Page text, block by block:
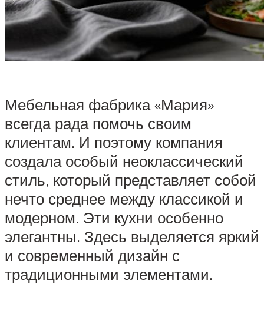
Мебельная фабрика «Мария»
всегда рада помочь своим
клиентам. И поэтому компания
создала особый неоклассический
стиль, который представляет собой
нечто среднее между классикой и
модерном. Эти кухни особенно
элегантны. Здесь выделяется яркий
и современный дизайн с
традиционными элементами.